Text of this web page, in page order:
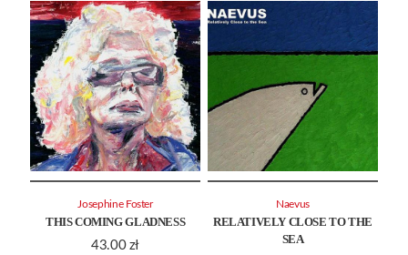
THIS COMING GLADNESS
43.00 zł
Josephine Foster
RELATIVELY CLOSE TO THE
SEA
Naevus